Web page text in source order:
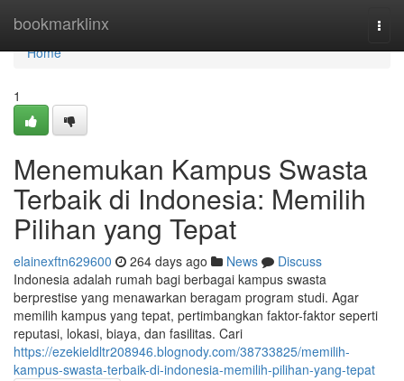
bookmarklinx
Home
Home
1
Menemukan Kampus Swasta
Terbaik di Indonesia: Memilih
Pilihan yang Tepat
elainexftn629600 264 days ago News
Discuss
Indonesia adalah rumah bagi berbagai kampus swasta
berprestise yang menawarkan beragam program studi. Agar
memilih kampus yang tepat, pertimbangkan faktor-faktor seperti
reputasi, lokasi, biaya, dan fasilitas. Cari
https://ezekieldltr208946.blognody.com/38733825/memilih-
kampus-swasta-terbaik-di-indonesia-memilih-pilihan-yang-tepat